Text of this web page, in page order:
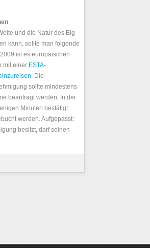
und die Natur des Big
kann, sollte man folgende
ist es europäischen
mit einer ESTA-
. Die
sollte mindestens
beantragt werden. In der
Minuten bestätigt
werden. Aufgepasst:
besitzt, darf seinen